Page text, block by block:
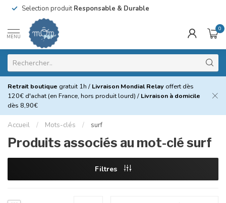
Selection produitResponsable & Durable
MENU
0
Retrait boutique gratuit 1h / Livraison Mondial Relay offert dès
120€ d'achat (en France, hors produit lourd) / Livraison à domicile
dès 8,90€
Accueil / Mots-clés / surf
Produits associés au mot-clé surf
Filtres